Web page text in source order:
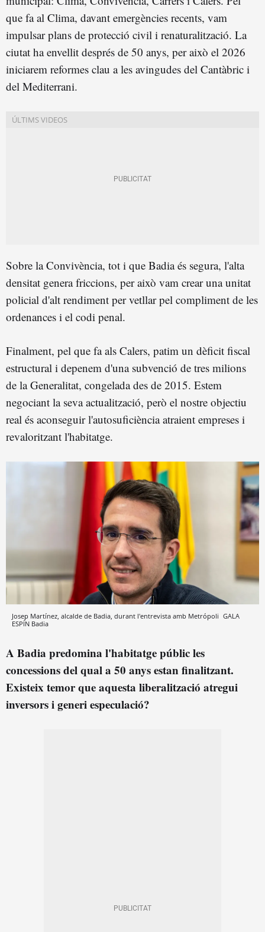
que fa al Clima, davant emergències recents, vam
impulsar plans de protecció civil i renaturalització. La
ciutat ha envellit després de 50 anys, per això el 2026
iniciarem reformes clau a les avingudes del Cantàbric i
del Mediterrani.
Sobre la Convivència, tot i que Badia és segura, l'alta
densitat genera friccions, per això vam crear una unitat
policial d'alt rendiment per vetllar pel compliment de les
ordenances i el codi penal.
Finalment, pel que fa als Calers, patim un dèficit fiscal
estructural i depenem d'una subvenció de tres milions
de la Generalitat, congelada des de 2015. Estem
negociant la seva actualització, però el nostre objectiu
real és aconseguir l'autosuficiència atraient empreses i
revaloritzant l'habitatge.
Josep Martínez, alcalde de Badia, durant l'entrevista amb Metrópoli GALA
ESPÍN Badia
A Badia predomina l'habitatge públic les
concessions del qual a 50 anys estan finalitzant.
Existeix temor que aquesta liberalització atregui
inversors i generi especulació?